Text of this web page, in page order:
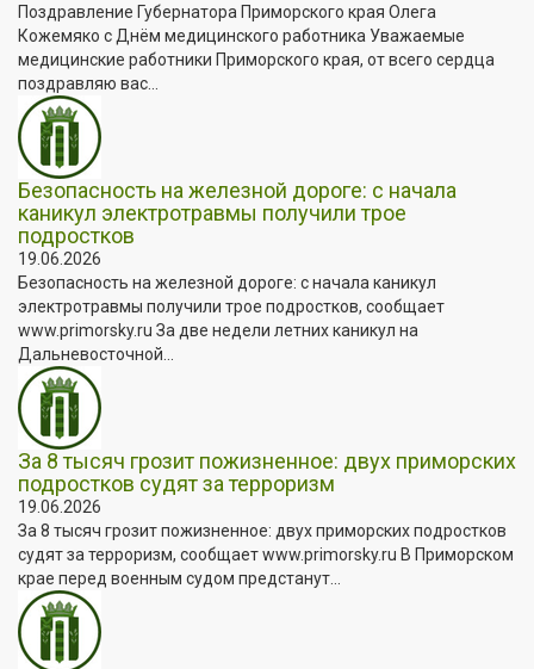
Поздравление Губернатора Приморского края Олега
Кожемяко с Днём медицинского работника Уважаемые
медицинские работники Приморского края, от всего сердца
поздравляю вас...
Безопасность на железной дороге: с начала
каникул электротравмы получили трое
подростков
19.06.2026
Безопасность на железной дороге: с начала каникул
электротравмы получили трое подростков, сообщает
www.primorsky.ru За две недели летних каникул на
Дальневосточной...
За 8 тысяч грозит пожизненное: двух приморских
подростков судят за терроризм
19.06.2026
За 8 тысяч грозит пожизненное: двух приморских подростков
судят за терроризм, сообщает www.primorsky.ru В Приморском
крае перед военным судом предстанут...